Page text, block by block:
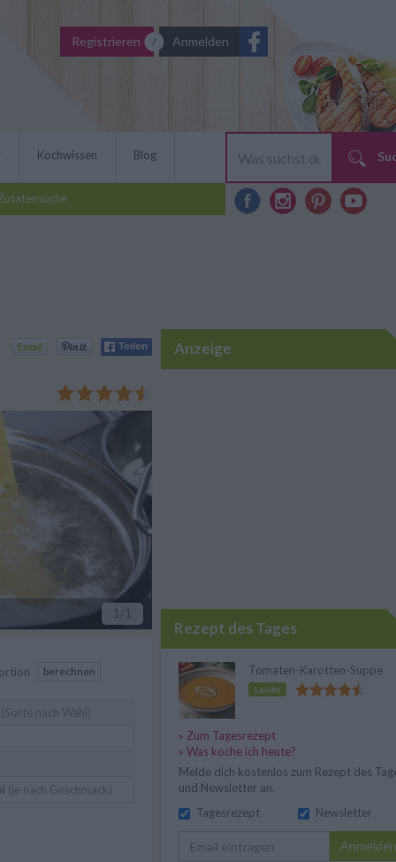
Registrieren Anmelden
Kochwissen Blog
dann klappt es bald
Zubereitung im Detail.
1 /1
berechnen
(Sorte nach Wahl)
(je nach Geschmack)
Anzeige
Rezept des Tages
Tomaten-Karotten-Suppe
Leicht
» Zum Tagesrezept
» Was koche ich heute?
Melde dich kostenlos zum Rezept des
und Newsletter an.
Tagesrezept
Newsletter
Anmelden